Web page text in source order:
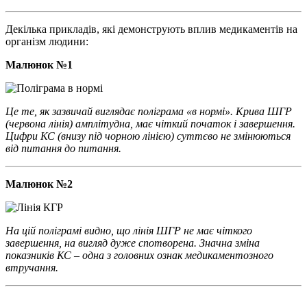
Декілька прикладів, які демонструють вплив медикаментів на
організм людини:
Малюнок №1
Це те, як зазвичай виглядає поліграма «в нормі». Крива ШГР
(червона лінія) амплітудна, має чіткий початок і завершення.
Цифри КС (внизу під чорною лінією) суттєво не змінюються
від питання до питання.
Малюнок №2
На цій поліграмі видно, що лінія ШГР не має чіткого
завершення, на вигляд дуже спотворена. Значна зміна
показників КС – одна з головних ознак медикаментозного
втручання.